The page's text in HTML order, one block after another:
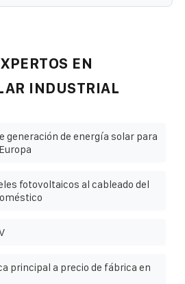
EN
INDUSTRIAL
generación de energía solar para
fotovoltaicos al cableado del
principal a precio de fábrica en